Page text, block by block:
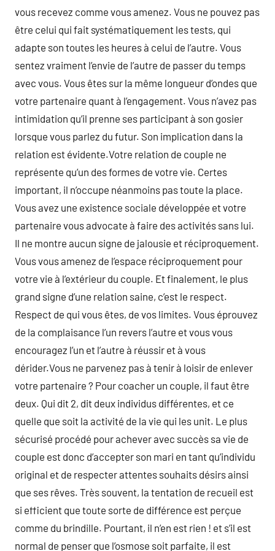
vous recevez comme vous amenez. Vous ne pouvez pas
être celui qui fait systématiquement les tests, qui
adapte son toutes les heures à celui de l’autre. Vous
sentez vraiment l’envie de l’autre de passer du temps
avec vous. Vous êtes sur la même longueur d’ondes que
votre partenaire quant à l’engagement. Vous n’avez pas
intimidation qu’il prenne ses participant à son gosier
lorsque vous parlez du futur. Son implication dans la
relation est évidente.Votre relation de couple ne
représente qu’un des formes de votre vie. Certes
important, il n’occupe néanmoins pas toute la place.
Vous avez une existence sociale développée et votre
partenaire vous advocate à faire des activités sans lui.
Il ne montre aucun signe de jalousie et réciproquement.
Vous vous amenez de l’espace réciproquement pour
votre vie à l’extérieur du couple. Et finalement, le plus
grand signe d’une relation saine, c’est le respect.
Respect de qui vous êtes, de vos limites. Vous éprouvez
de la complaisance l’un revers l’autre et vous vous
encouragez l’un et l’autre à réussir et à vous
dérider.Vous ne parvenez pas à tenir à loisir de enlever
votre partenaire ? Pour coacher un couple, il faut être
deux. Qui dit 2, dit deux individus différentes, et ce
quelle que soit la activité de la vie qui les unit. Le plus
sécurisé procédé pour achever avec succès sa vie de
couple est donc d’accepter son mari en tant qu’individu
original et de respecter attentes souhaits désirs ainsi
que ses rêves. Très souvent, la tentation de recueil est
si efficient que toute sorte de différence est perçue
comme du brindille. Pourtant, il n’en est rien ! et s’il est
normal de penser que l’osmose soit parfaite, il est